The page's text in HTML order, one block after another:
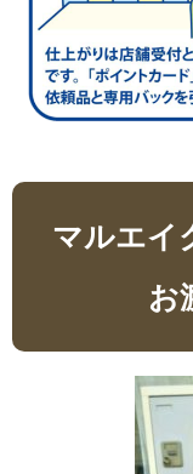
マルエイ
お